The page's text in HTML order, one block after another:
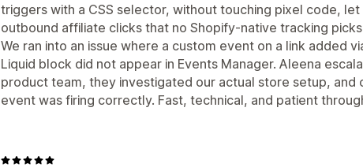
triggers with a CSS selector, without touching pixel code, let
outbound affiliate clicks that no Shopify-native tracking
We ran into an issue where a custom event on a link added
Liquid block did not appear in Events Manager. Aleena
product team, they investigated our actual store setup, and
event was firing correctly. Fast, technical, and patient